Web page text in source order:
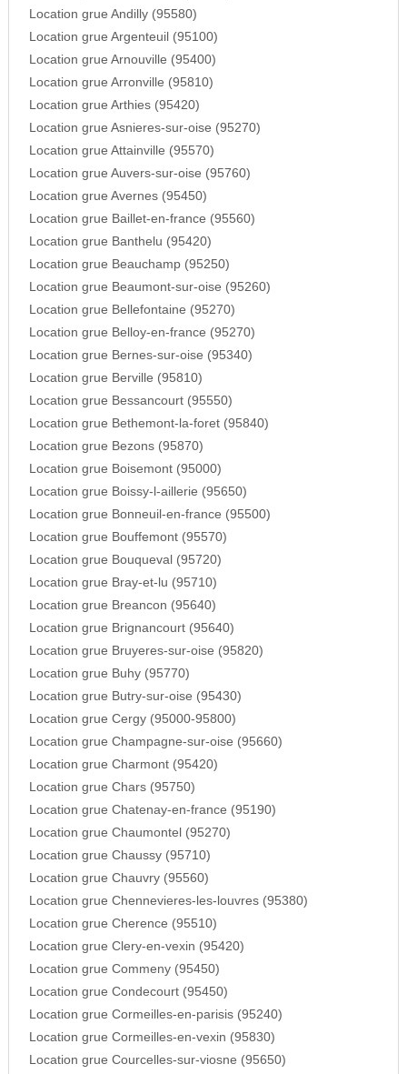
Location grue Andilly (95580)
Location grue Argenteuil (95100)
Location grue Arnouville (95400)
Location grue Arronville (95810)
Location grue Arthies (95420)
Location grue Asnieres-sur-oise (95270)
Location grue Attainville (95570)
Location grue Auvers-sur-oise (95760)
Location grue Avernes (95450)
Location grue Baillet-en-france (95560)
Location grue Banthelu (95420)
Location grue Beauchamp (95250)
Location grue Beaumont-sur-oise (95260)
Location grue Bellefontaine (95270)
Location grue Belloy-en-france (95270)
Location grue Bernes-sur-oise (95340)
Location grue Berville (95810)
Location grue Bessancourt (95550)
Location grue Bethemont-la-foret (95840)
Location grue Bezons (95870)
Location grue Boisemont (95000)
Location grue Boissy-l-aillerie (95650)
Location grue Bonneuil-en-france (95500)
Location grue Bouffemont (95570)
Location grue Bouqueval (95720)
Location grue Bray-et-lu (95710)
Location grue Breancon (95640)
Location grue Brignancourt (95640)
Location grue Bruyeres-sur-oise (95820)
Location grue Buhy (95770)
Location grue Butry-sur-oise (95430)
Location grue Cergy (95000-95800)
Location grue Champagne-sur-oise (95660)
Location grue Charmont (95420)
Location grue Chars (95750)
Location grue Chatenay-en-france (95190)
Location grue Chaumontel (95270)
Location grue Chaussy (95710)
Location grue Chauvry (95560)
Location grue Chennevieres-les-louvres (95380)
Location grue Cherence (95510)
Location grue Clery-en-vexin (95420)
Location grue Commeny (95450)
Location grue Condecourt (95450)
Location grue Cormeilles-en-parisis (95240)
Location grue Cormeilles-en-vexin (95830)
Location grue Courcelles-sur-viosne (95650)